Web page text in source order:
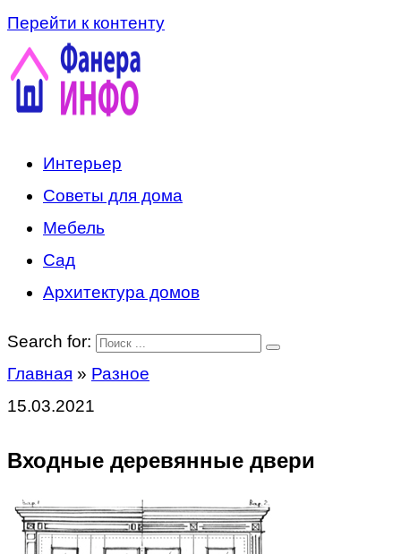
Перейти к контенту
Интерьер
Советы для дома
Мебель
Сад
Архитектура домов
Search for:
Главная » Разное
15.03.2021
Входные деревянные двери